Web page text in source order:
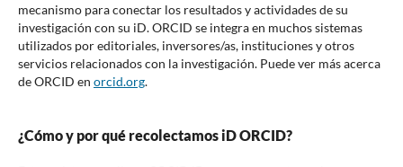
mecanismo para conectar los resultados y actividades de su
investigación con su iD. ORCID se integra en muchos sistemas
utilizados por editoriales, inversores/as, instituciones y otros
servicios relacionados con la investigación. Puede ver más acerca
de ORCID en orcid.org.
¿Cómo y por qué recolectamos iD ORCID?